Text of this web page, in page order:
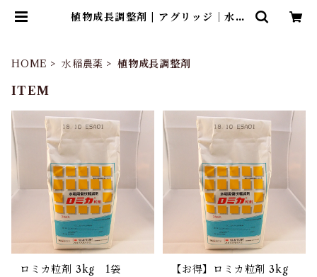
植物成長調整剤 | アグリッジ｜水稲
HOME 水稲農薬 植物成長調整剤
ITEM
ロミカ粒剤 3kg 1袋
【お得】ロミカ粒剤 3kg